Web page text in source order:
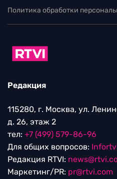
Политика обработки
Редакция
115280, г. Москва, ул.
д. 26, этаж 2
тел: +7 (499) 579-86-96
Для общих вопросов:
Редакция RTVI:
Маркетинг/PR: pr@rtvi.com